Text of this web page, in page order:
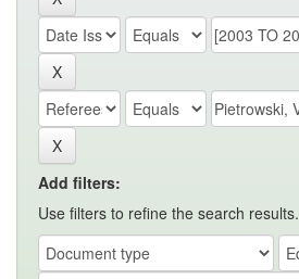
Add filters:
Use filters to refine the search results.